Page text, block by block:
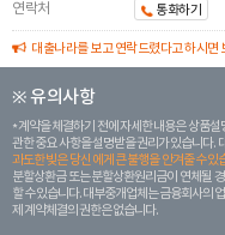
연락처
통화하기
대출나라를 보고 연락드렸다고 하시면
※ 유의사항
계약을 체결하기 전에 자세한 내용은 상품
관한 중요 사항을 설명받을 권리가 있습니다.
과도한 빚은 당신 에게 큰 불행을 안겨줄 수
분할상환금 또는 분할상환원리금이 연체될
할 수 있습니다. 대부중개업체는 금융회사의
제 계약체결의 권한은 없습니다.